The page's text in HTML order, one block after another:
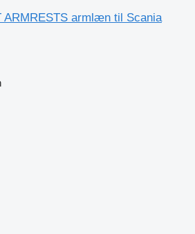
ARMRESTS armlæn til Scania